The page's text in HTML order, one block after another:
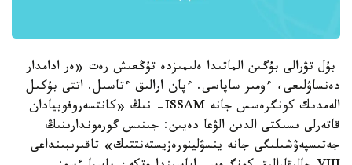
بۇل تۋرالى بۇگىن الماتىدا ەلىمىزدە تۇڭعىش رەت «ەر ادامدار
دەنساۋلىعى، ءومىر ساپاسى. ءپان ارالىق ءتاسىل. اتتى بۇكىل
الەمدىك كونگرەسس جانە ISSAM- نىڭ «كانتسەروفوبيادان
قاتەرلى ىسىكتى الدىن الۋعا دەيىن: جىنىس گورموندارىنىڭ
جەتىسپەۋشىلىگى جانە ينسۋلينورەزيستەنتتىك» تاقىرىبىنداعى